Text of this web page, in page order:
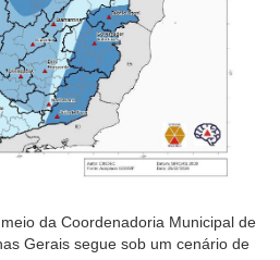
da Coordenadoria Municipal de
Gerais segue sob um cenário de